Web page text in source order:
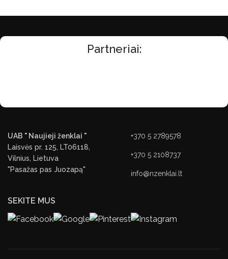
Partneriai:
UAB " Naujieji ženklai "
Laisvės pr. 125, LT06118,
Vilnius, Lietuva
"Pasažas pas Juozapą"
+370 5 2789578
+370 5 2108737
info@nzenklai.lt
SEKITE MUS